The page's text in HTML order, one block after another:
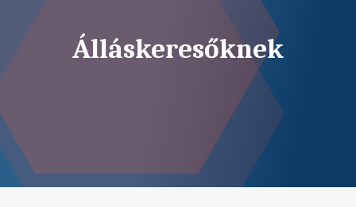
Álláskeresőknek